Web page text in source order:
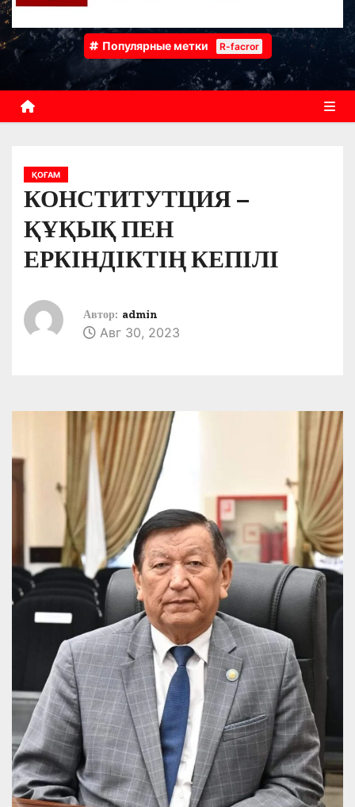
Популярные метки R-facror
ҚОҒАМ
КОНСТИТУТЦИЯ –
ҚҰҚЫҚ ПЕН
ЕРКІНДІКТІҢ КЕПІЛІ
Автор: admin
Авг 30, 2023